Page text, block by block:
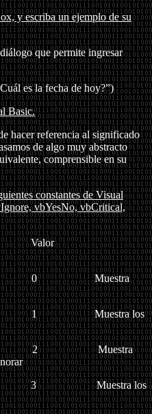
y escriba un ejemplo de su
que permite ingresar
es la fecha de hoy?”)
Basic.
hacer referencia al significado
de algo muy abstracto
comprensible en su
constantes de Visual
vbYesNo, vbCritical,
Valor
Muestra
Muestra los
2 Muestra
3 Muestra los